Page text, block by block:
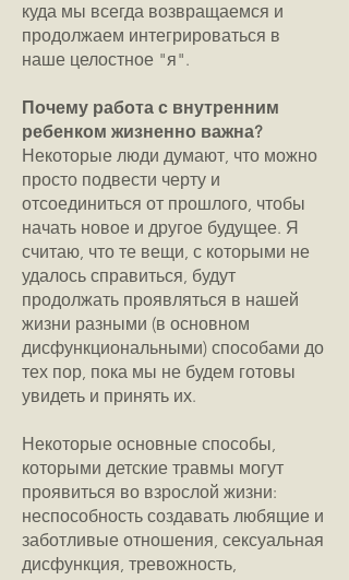
куда мы всегда возвращаемся и
продолжаем интегрироваться в
наше целостное "я".
Почему работа с внутренним
ребенком жизненно важна?
Некоторые люди думают, что можно
просто подвести черту и
отсоединиться от прошлого, чтобы
начать новое и другое будущее. Я
считаю, что те вещи, с которыми не
удалось справиться, будут
продолжать проявляться в нашей
жизни разными (в основном
дисфункциональными) способами до
тех пор, пока мы не будем готовы
увидеть и принять их.
Некоторые основные способы,
которыми детские травмы могут
проявиться во взрослой жизни:
неспособность создавать любящие и
заботливые отношения, сексуальная
дисфункция, тревожность,